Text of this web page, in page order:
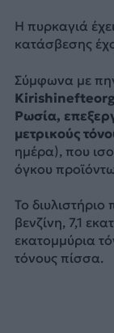
Η πυρκαγιά
κατάσβεσης
Σύμφωνα με
Ρωσία,
μετρικούς
ημέρα), που
όγκου
Το
βενζίνη, 7,1
εκατομμύρια
τόνους πίσσα.